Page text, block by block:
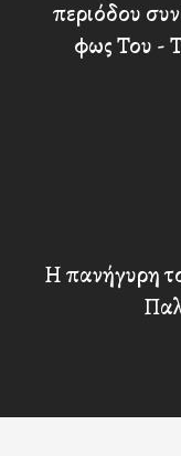
περιόδου
φως Του -
Η πανήγυρη